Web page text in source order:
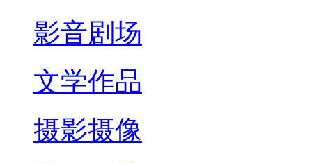
影音剧场
文学作品
摄影摄像